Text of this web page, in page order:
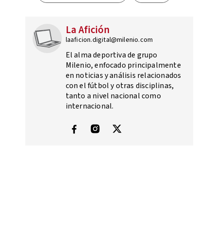
La Afición
laaficion.digital@milenio.com
El alma deportiva de grupo
Milenio, enfocado principalmente
en noticias y análisis relacionados
con el fútbol y otras disciplinas,
tanto a nivel nacional como
internacional.